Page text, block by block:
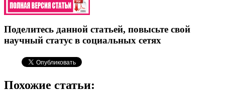
Поделитесь данной статьей, повысьте свой
научный статус в социальных сетях
Похожие статьи: